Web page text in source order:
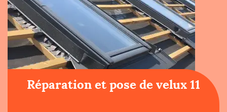
Réparation et pose de velux 11